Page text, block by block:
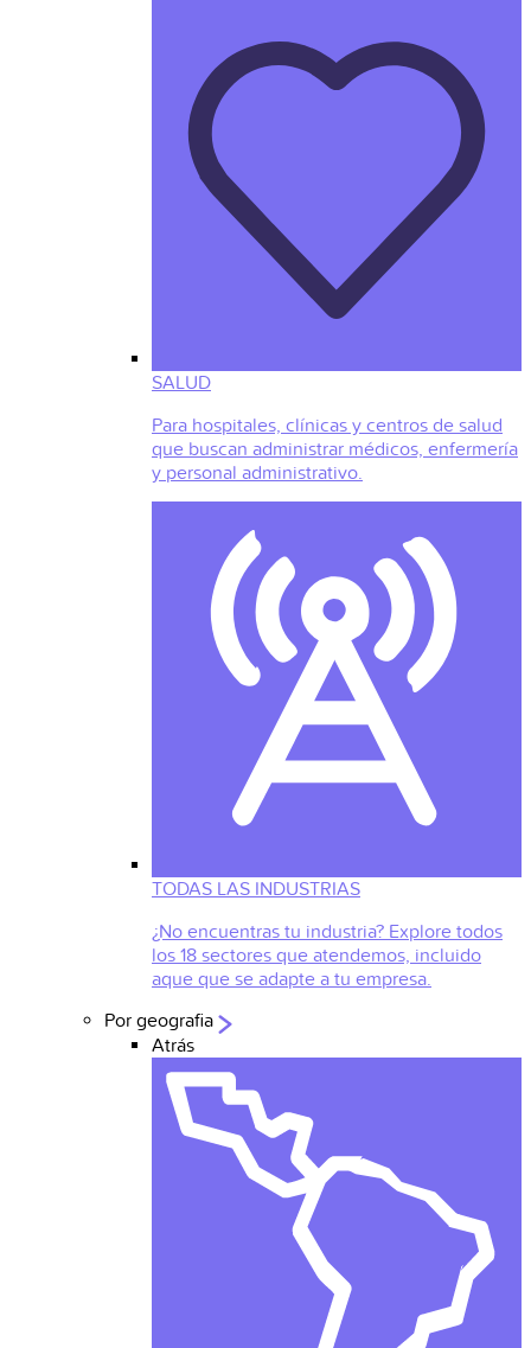
SALUD
Para hospitales, clínicas y centros de salud
que buscan administrar médicos, enfermería
y personal administrativo.
TODAS LAS INDUSTRIAS
¿No encuentras tu industria? Explore todos
los 18 sectores que atendemos, incluido
aque que se adapte a tu empresa.
Por geografia
Atrás